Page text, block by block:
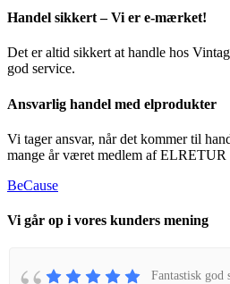
Handel sikkert – Vi er e-mærket!
Det er altid sikkert at handle hos
god service.
Ansvarlig handel med elprodukter
Vi tager ansvar, når det kommer til
mange år været medlem af ELRETUR
BeCause
Vi går op i vores kunders mening
Fantastisk god